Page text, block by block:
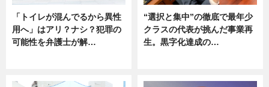
「トイレが混んでるから異性
用へ」はアリ？ナシ？犯罪の
可能性を弁護士が解…
“選択と集中”の徹底で最年少
クラスの代表が挑んだ事業再
生。黒字化達成の…